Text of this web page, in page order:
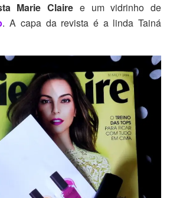
Marie Claire e um vidrinho de
. A capa da revista é a linda Tainá